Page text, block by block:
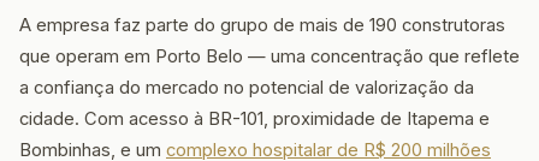
A empresa faz parte do grupo de mais de 190 construtoras
que operam em Porto Belo — uma concentração que reflete
a confiança do mercado no potencial de valorização da
cidade. Com acesso à BR-101, proximidade de Itapema e
Bombinhas, e um complexo hospitalar de R$ 200 milhões